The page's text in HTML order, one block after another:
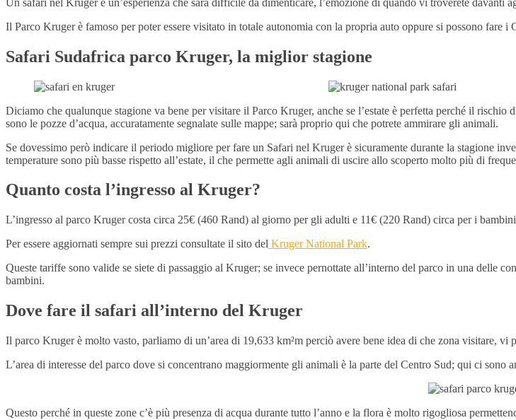
Il Parco Kruger è famoso per poter essere visitato in totale autonomia con la propria auto oppure si possono fare
Safari Sudafrica parco Kruger, la miglior stagione
Diciamo che qualunque stagione va bene per visitare il Parco Kruger, anche se l’estate è perfetta perché il
sono le pozze d’acqua, accuratamente segnalate sulle mappe; sarà proprio qui che potrete ammirare gli animali.
Se dovessimo però indicare il periodo migliore per fare un Safari nel Kruger è sicuramente durante la stagione
temperature sono più basse rispetto all’estate, il che permette agli animali di uscire allo scoperto molto più di
Quanto costa l’ingresso al Kruger?
L’ingresso al parco Kruger costa circa 25€ (460 Rand) al giorno per gli adulti e 11€ (220 Rand) circa per i
Per essere aggiornati sempre sui prezzi consultate il sito del Kruger National Park.
Queste tariffe sono valide se siete di passaggio al Kruger; se invece pernottate all’interno del parco in una delle
bambini.
Dove fare il safari all’interno del Kruger
Il parco Kruger è molto vasto, parliamo di un’area di 19,633 km²m perciò avere bene idea di che zona visitare, vi
L’area di interesse del parco dove si concentrano maggiormente gli animali è la parte del Centro Sud; qui ci sono
Questo perché in queste zone c’è più presenza di acqua durante tutto l’anno e la flora è molto rigogliosa